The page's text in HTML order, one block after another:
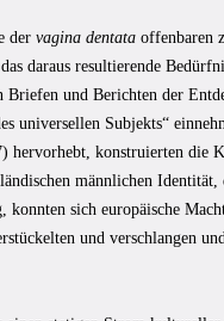
der vagina dentata offenbaren
daraus resultierende
und Berichten der
universellen Subjekts“
hervorhebt, konstruierten die
männlichen
konnten sich europäische
und verschlangen